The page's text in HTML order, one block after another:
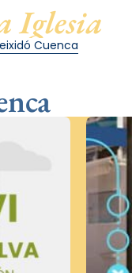
Iglesia
Cuenca